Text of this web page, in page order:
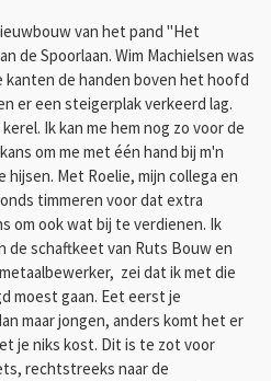
van het pand "Het
de Spoorlaan. Wim Machielsen was
kanten de handen boven het hoofd
er een steigerplak verkeerd lag.
Ik kan me hem nog zo voor de
om me met één hand bij m'n
Met Roelie, mijn collega en
timmeren voor dat extra
om ook wat bij te verdienen. Ik
de schaftkeet van Ruts Bouw en
zei dat ik met die
moest gaan. Eet eerst je
maar jongen, anders komt het er
je niks kost. Dit is te zot voor
rechtstreeks naar de